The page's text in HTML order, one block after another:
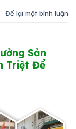
Để lại một bình luận
Sản
Triệt Để